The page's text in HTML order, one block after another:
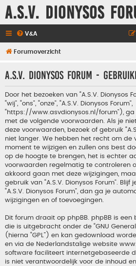
A.S.V. Dionysos
V&A
Forumoverzicht
A.S.V. Dionysos Forum -
Door het bezoeken van “A.S.V. Dionysos
“wij”, “ons”, “onze”, “A.S.V. Dionysos Forum”,
“https://www.asvdionysos.nl/forum”),
met de volgende voorwaarden. Als je
deze voorwaarden, bezoek of gebruik
niet langer. We hebben het recht om de
moment te wijzigen en zullen ons best
op de hoogte te brengen, het is echter
voorwaarden regelmatig te controleren
akkoord gaan met deze wijzigingen,
gebruik van “A.S.V. Dionysos Forum”.
“A.S.V. Dionysos Forum”, dan ga je
wijzigingen en of toevoegingen.
Dit forum draait op phpBB. phpBB is
die is uitgebracht onder de “GNU
(hierna “GPL”) en kan gedownload
en via de Nederlandstalige website
software faciliteert internetgebaseerde
is niet verantwoordelijk voor de inhoud